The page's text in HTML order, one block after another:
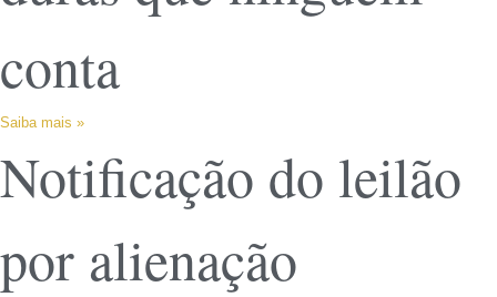
conta
Saiba mais »
Notificação do leilão
por alienação